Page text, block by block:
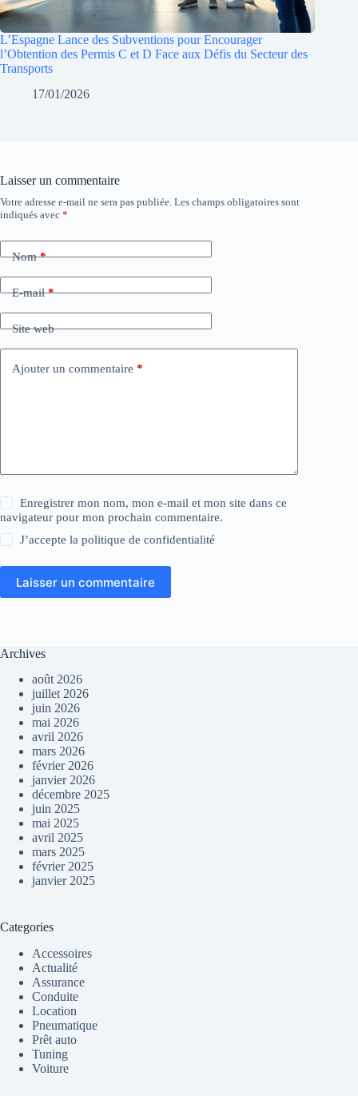
L’Espagne Lance des Subventions pour Encourager
l’Obtention des Permis C et D Face aux Défis du Secteur des
Transports
17/01/2026
Laisser un commentaire
Votre adresse e-mail ne sera pas publiée. Les champs obligatoires sont
indiqués avec *
Nom*
E-mail*
Site web
Ajouter un commentaire *
Enregistrer mon nom, mon e-mail et mon site dans ce
navigateur pour mon prochain commentaire.
J’accepte lapolitique de confidentialité
Laisser un commentaire
Archives
août 2026
juillet 2026
juin 2026
mai 2026
avril 2026
mars 2026
février 2026
janvier 2026
décembre 2025
juin 2025
mai 2025
avril 2025
mars 2025
février 2025
janvier 2025
Categories
Accessoires
Actualité
Assurance
Conduite
Location
Pneumatique
Prêt auto
Tuning
Voiture